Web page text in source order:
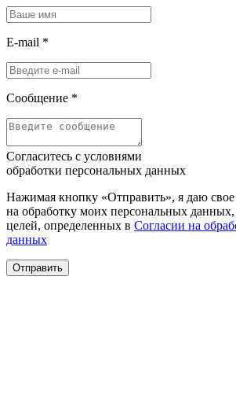
E-mail *
Сообщение *
Согласитесь с условиями
обработки персональных данных
Нажимая кнопку «Отправить», я даю свое
на обработку моих персональных
целей, определенных в Согласии на
данных
Отправить